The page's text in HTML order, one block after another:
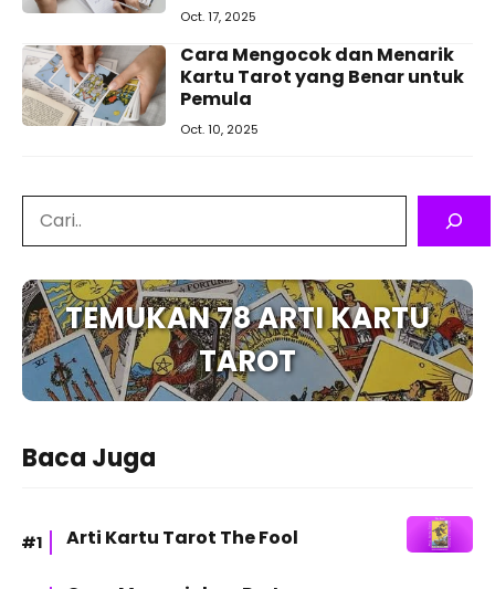
Oct. 17, 2025
Cara Mengocok dan Menarik
Kartu Tarot yang Benar untuk
Pemula
Oct. 10, 2025
TEMUKAN 78 ARTI KARTU
TAROT
Baca Juga
Arti Kartu Tarot The Fool